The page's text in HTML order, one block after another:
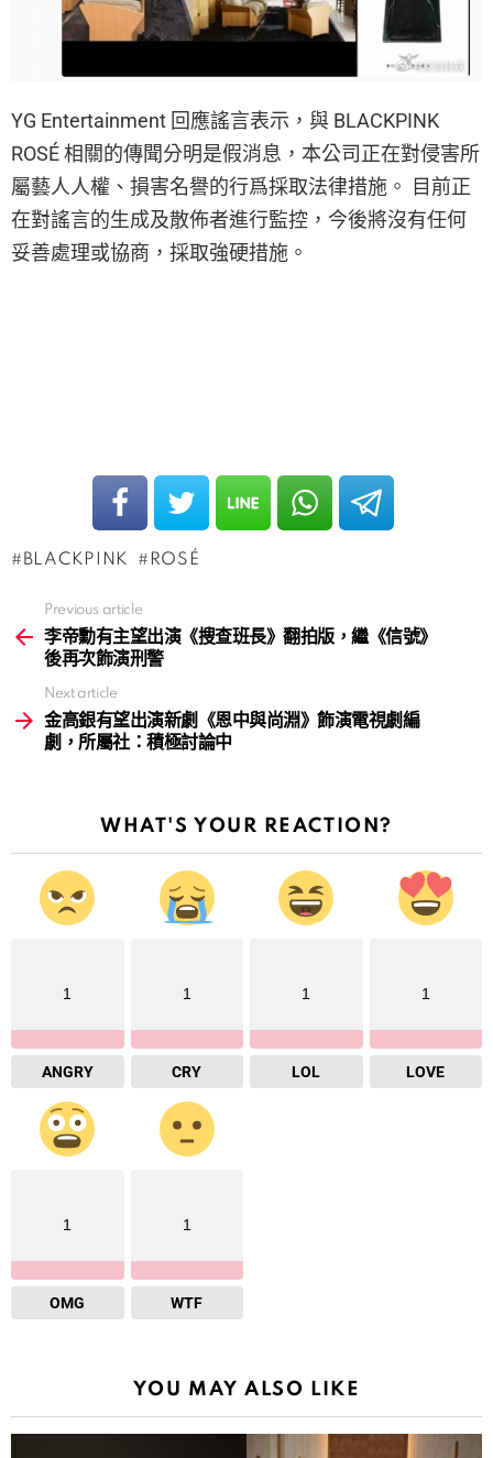
YG Entertainment 回應謠言表示，與 BLACKPINK
ROSÉ 相關的傳聞分明是假消息，本公司正在對侵害所
屬藝人人權、損害名譽的行爲採取法律措施。 目前正
在對謠言的生成及散佈者進行監控，今後將沒有任何
妥善處理或協商，採取強硬措施。
BLACKPINK ROSÉ
more
Previous article
李帝勳有主望出演《搜查班長》翻拍版，繼《信號》
後再次飾演刑警
Next article
金高銀有望出演新劇《恩中與尚淵》飾演電視劇編
劇，所屬社：積極討論中
WHAT'S YOUR REACTION?
1
ANGRY
1
CRY
1
LOL
1
LOVE
1
OMG
1
WTF
YOU MAY ALSO LIKE